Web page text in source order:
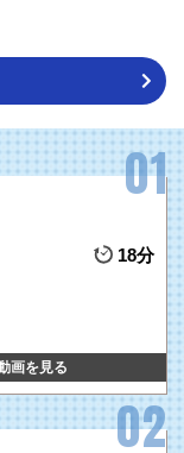
18分
画を見る